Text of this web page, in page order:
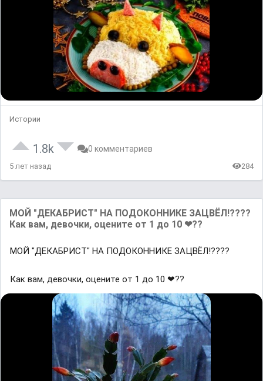
Истории
1.8k 0 комментариев
5 лет назад 284
МОЙ "ДЕКАБРИСТ" НА ПОДОКОННИКЕ ЗАЦВЁЛ!????
Как вам, девочки, оцените от 1 до 10 ❤??
МОЙ "ДЕКАБРИСТ" НА ПОДОКОННИКЕ ЗАЦВЁЛ!????
Как вам, девочки, оцените от 1 до 10 ❤??